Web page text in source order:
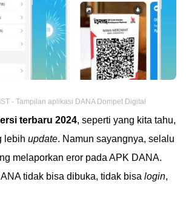
- Tampilan aplikasi DANA Dompet Digital
terbaru 2024, seperti yang kita tahu,
lebih update. Namun sayangnya, selalu
melaporkan eror pada APK DANA.
tidak bisa dibuka, tidak bisa login,